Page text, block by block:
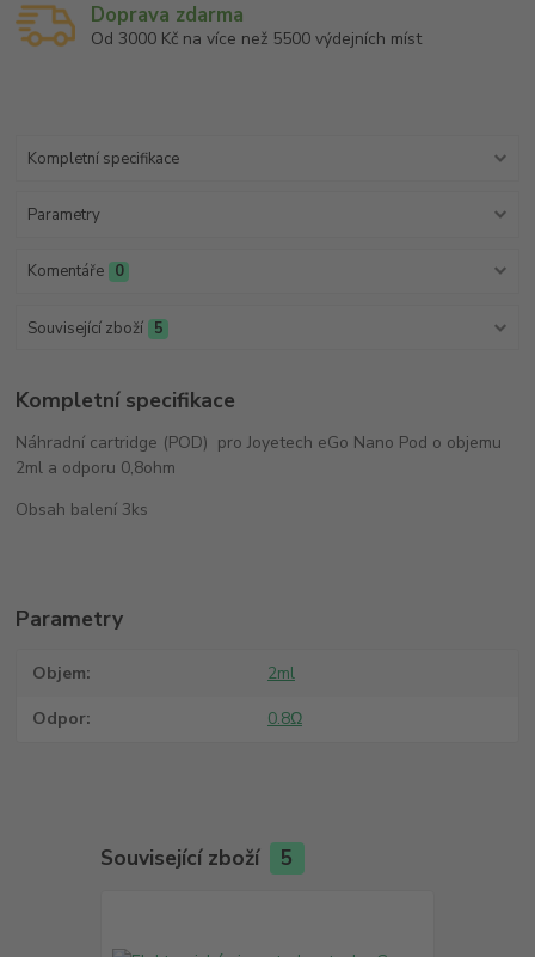
Doprava zdarma
Od 3000 Kč na více než 5500 výdejních míst
Kompletní specifikace
Parametry
Komentáře 0
Související zboží 5
Kompletní specifikace
Náhradní cartridge (POD) pro Joyetech eGo Nano Pod o objemu
2ml a odporu 0,8ohm
Obsah balení 3ks
Parametry
Objem 2ml
Odpor 0.8Ω
Související zboží 5